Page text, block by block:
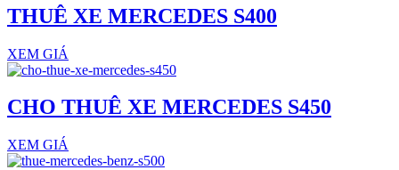
THUÊ XE MERCEDES S400
XEM GIÁ
CHO THUÊ XE MERCEDES S450
XEM GIÁ